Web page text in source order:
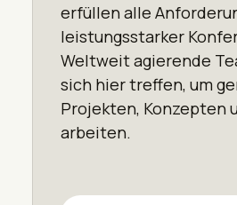
erfüllen alle
leistungsstarker
Weltweit agierende
sich hier treffen, um
Projekten, Konzepten
arbeiten.